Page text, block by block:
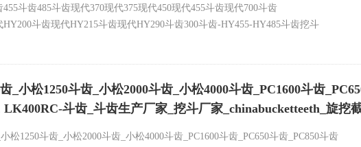
斗齿485斗齿现代370现代375现代450现代455斗齿现代700斗齿
斗齿现代HY215斗齿现代HY290斗齿300斗齿-HY455-HY485斗齿挖斗
齿 日立1000斗齿 日立1200斗齿 小松XS115RC斗齿小松1000斗齿小松PC1250斗齿
65SV2VX 70SV2SD 70SV2RX 70SV2VX 75SV2SD 75SV2RX 75SV2VX
_小松1250斗齿_小松2000斗齿_小松4000斗齿_PC1600斗齿
斗齿_斗齿生产厂家_挖斗厂家_chinabucketteeth_旋挖
松1250斗齿_小松2000斗齿_小松4000斗齿_PC1600斗齿_PC650斗齿_PC850斗齿